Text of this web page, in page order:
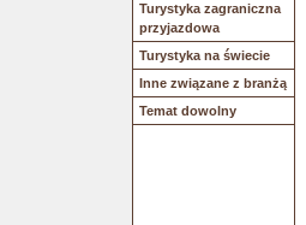
Turystyka zagraniczna
przyjazdowa
Turystyka na świecie
Inne związane z branżą
Temat dowolny